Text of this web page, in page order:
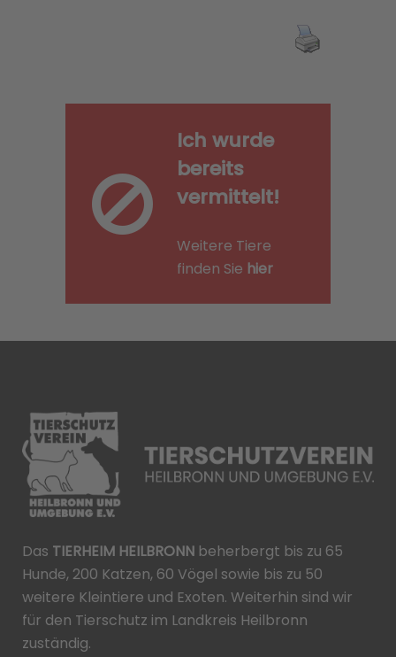
Ich wurde
bereits
vermittelt!
Weitere Tiere
finden Sie hier
Das TIERHEIM HEILBRONN beherbergt bis zu 65
Hunde, 200 Katzen, 60 Vögel sowie bis zu 50
weitere Kleintiere und Exoten. Weiterhin sind wir
für den Tierschutz im Landkreis Heilbronn
zuständig.